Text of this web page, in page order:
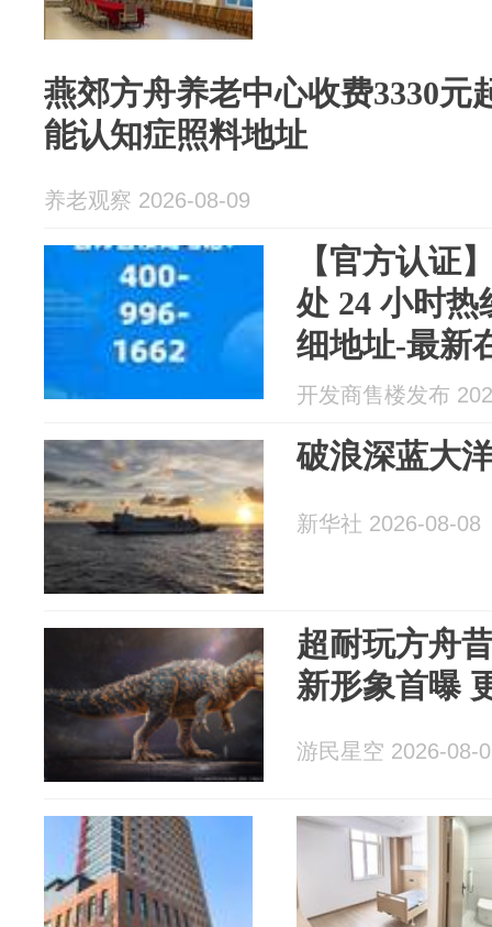
燕郊方舟养老中心收费3330元
能认知症照料地址
养老观察 2026-08-09
【官方认证
处 24 小时
细地址-最新
图-周边配套
预约
开发商售楼发布
破浪深蓝大
新华社 2026-08-08
超耐玩方舟
新形象首曝
游民星空 2026-08-